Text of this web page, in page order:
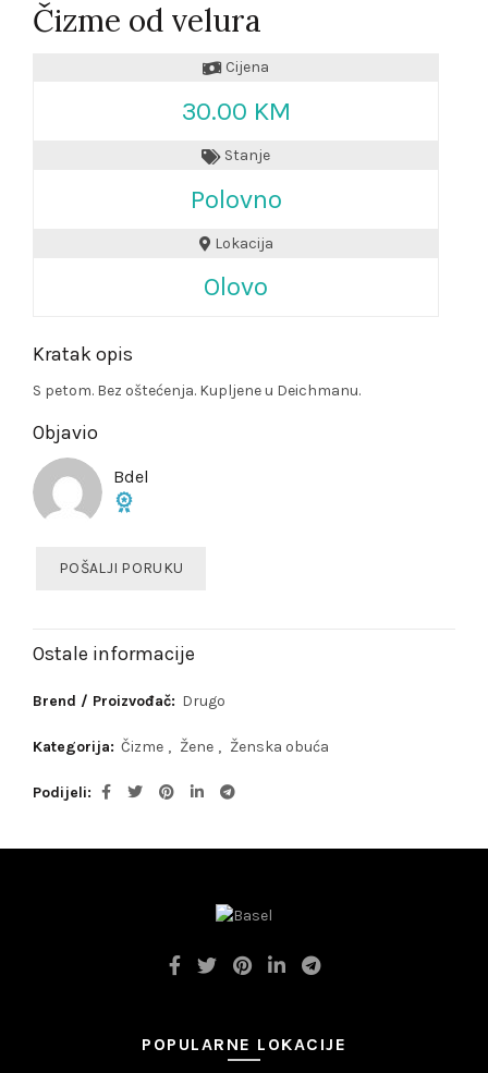
Čizme od velura
Cijena
30.00 KM
Stanje
Polovno
Lokacija
Olovo
Kratak opis
S petom. Bez oštećenja. Kupljene u Deichmanu.
Objavio
Bdel
POŠALJI PORUKU
Ostale informacije
Brend / Proizvođač: Drugo
Kategorija: Čizme , Žene , Ženska obuća
Podijeli
POPULARNE LOKACIJE